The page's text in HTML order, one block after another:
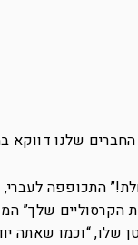
שלנו דווקא
התכופפה
הקרסוליים שלך”
“וכמו שאתה